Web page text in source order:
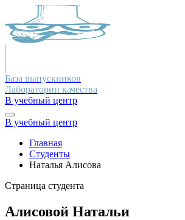
База выпускников
Лаборатории качества
В учебный центр
В учебный центр
Главная
Студенты
Наталья Алисова
Страница студента
Алисовой Натальи